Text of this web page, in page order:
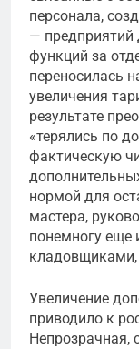
персонала,
— предприятий
функций за
переносилась
увеличения
результате
«терялись по
фактическую
нормой для
мастера,
понемногу еще
кладовщиками,
Увеличение
приводило к
Непрозрачная,